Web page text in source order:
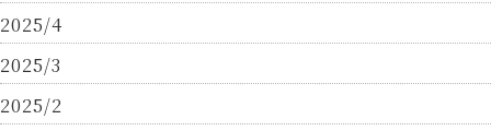
2025/4
2025/3
2025/2